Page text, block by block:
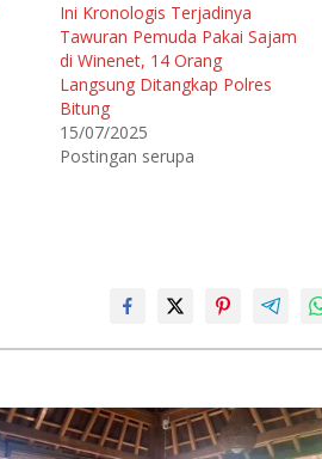
Ini Kronologis Terjadinya
Tawuran Pemuda Pakai Sajam
di Winenet, 14 Orang
Langsung Ditangkap Polres
Bitung
15/07/2025
Postingan serupa